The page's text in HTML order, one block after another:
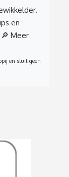
en
🔎 Meer
en sluit geen